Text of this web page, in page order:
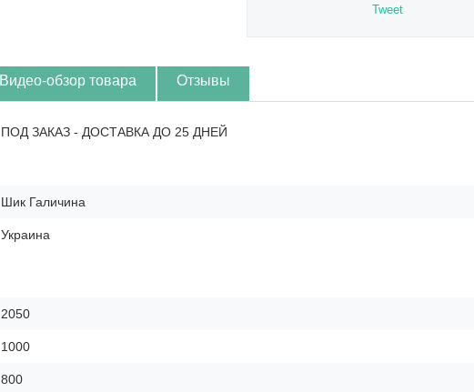
Tweet
Видео-обзор товара Отзывы
ПОД ЗАКАЗ - ДОСТАВКА ДО 25 ДНЕЙ
Шик Галичина
Украина
2050
1000
800